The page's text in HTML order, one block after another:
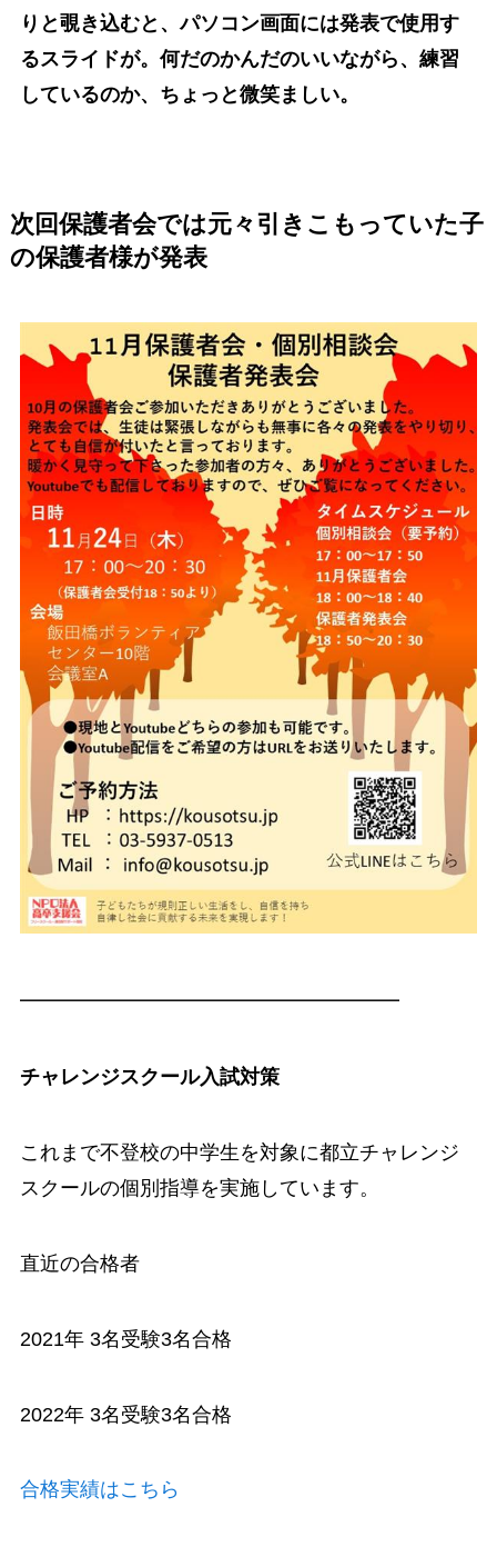
りと覗き込むと、パソコン画面には発表で使用す
るスライドが。何だのかんだのいいながら、練習
しているのか、ちょっと微笑ましい。
次回保護者会では元々引きこもっていた子
の保護者様が発表
━━━━━━━━━━━━━━━━━━━
チャレンジスクール入試対策
これまで不登校の中学生を対象に都立チャレンジ
スクールの個別指導を実施しています。
直近の合格者
2021年 3名受験3名合格
2022年 3名受験3名合格
合格実績はこちら